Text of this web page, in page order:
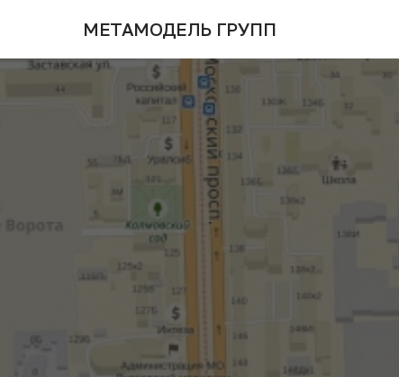
МЕТАМОДЕЛЬ ГРУПП